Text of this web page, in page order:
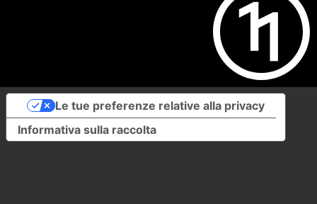
Informativa sulla raccolta
Le tue preferenze relative alla privacy